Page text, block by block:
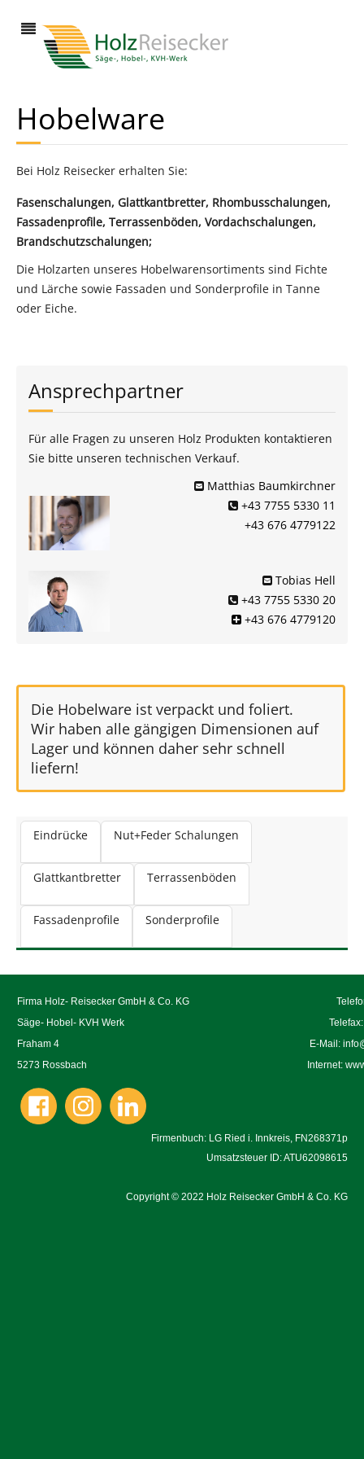
Hobelware
Bei Holz Reisecker erhalten Sie:
Fasenschalungen, Glattkantbretter, Rhombusschalungen,
Fassadenprofile, Terrassenböden, Vordachschalungen,
Brandschutzschalungen;
Die Holzarten unseres Hobelwarensortiments sind Fichte
und Lärche sowie Fassaden und Sonderprofile in Tanne
oder Eiche.
Ansprechpartner
Für alle Fragen zu unseren Holz Produkten kontaktieren
Sie bitte unseren technischen Verkauf.
Matthias Baumkirchner
+43 7755 5330 11
+43 676 4779122
Tobias Hell
+43 7755 5330 20
+43 676 4779120
Die Hobelware ist verpackt und foliert.
Wir haben alle gängigen Dimensionen auf
Lager und können daher sehr schnell
liefern!
Eindrücke Nut+Feder Schalungen
Glattkantbretter Terrassenböden
Fassadenprofile Sonderprofile
Firma Holz- Reisecker GmbH & Co. KG
Säge- Hobel- KVH Werk
Fraham 4
E-Mail:
5273 Rossbach
Internet:
Firmenbuch: LG Ried i. Innkreis, FN268371p
Umsatzsteuer ID: ATU62098615
Copyright© 2022 Holz Reisecker GmbH & Co. KG